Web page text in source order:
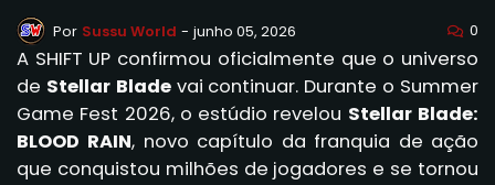
Por Sussu World - junho 05, 2026 0
A SHIFT UP confirmou oficialmente que o universo
de Stellar Bladevai continuar. Durante o Summer
Game Fest 2026, o estúdio revelou Stellar Blade:
BLOOD RAIN, novo capítulo da franquia de ação
que conquistou milhões de jogadores e se tornou